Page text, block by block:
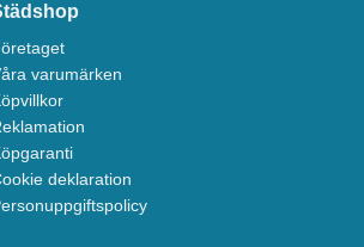
varumärken
deklaration